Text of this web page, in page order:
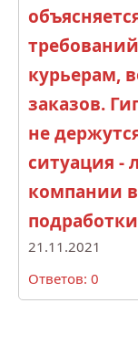
курьерам,
заказов.
не
ситуация -
компании
21.11.2021
Ответов: 0